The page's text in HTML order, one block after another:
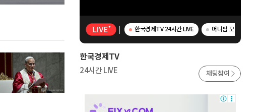
한국경제TV 24시간 LIVE 머니팜 모닝라이브 -
한국경제TV
24시간 LIVE 채팅참여